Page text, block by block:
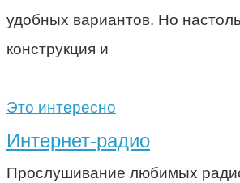
удобных вариантов. Но
конструкция и
Это интересно
Интернет-радио
Прослушивание любимых